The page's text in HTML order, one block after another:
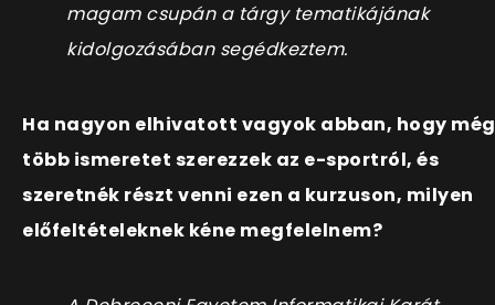
magam csupán a tárgy tematikájának
kidolgozásában segédkeztem.
Ha nagyon elhivatott vagyok abban, hogy még
több ismeretet szerezzek az e-sportról, és
szeretnék részt venni ezen a kurzuson, milyen
előfeltételeknek kéne megfelelnem?